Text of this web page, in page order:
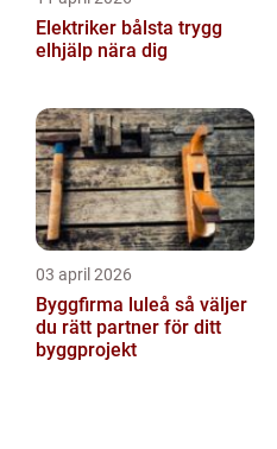
Elektriker bålsta trygg
elhjälp nära dig
03 april 2026
Byggfirma luleå så väljer
du rätt partner för ditt
byggprojekt